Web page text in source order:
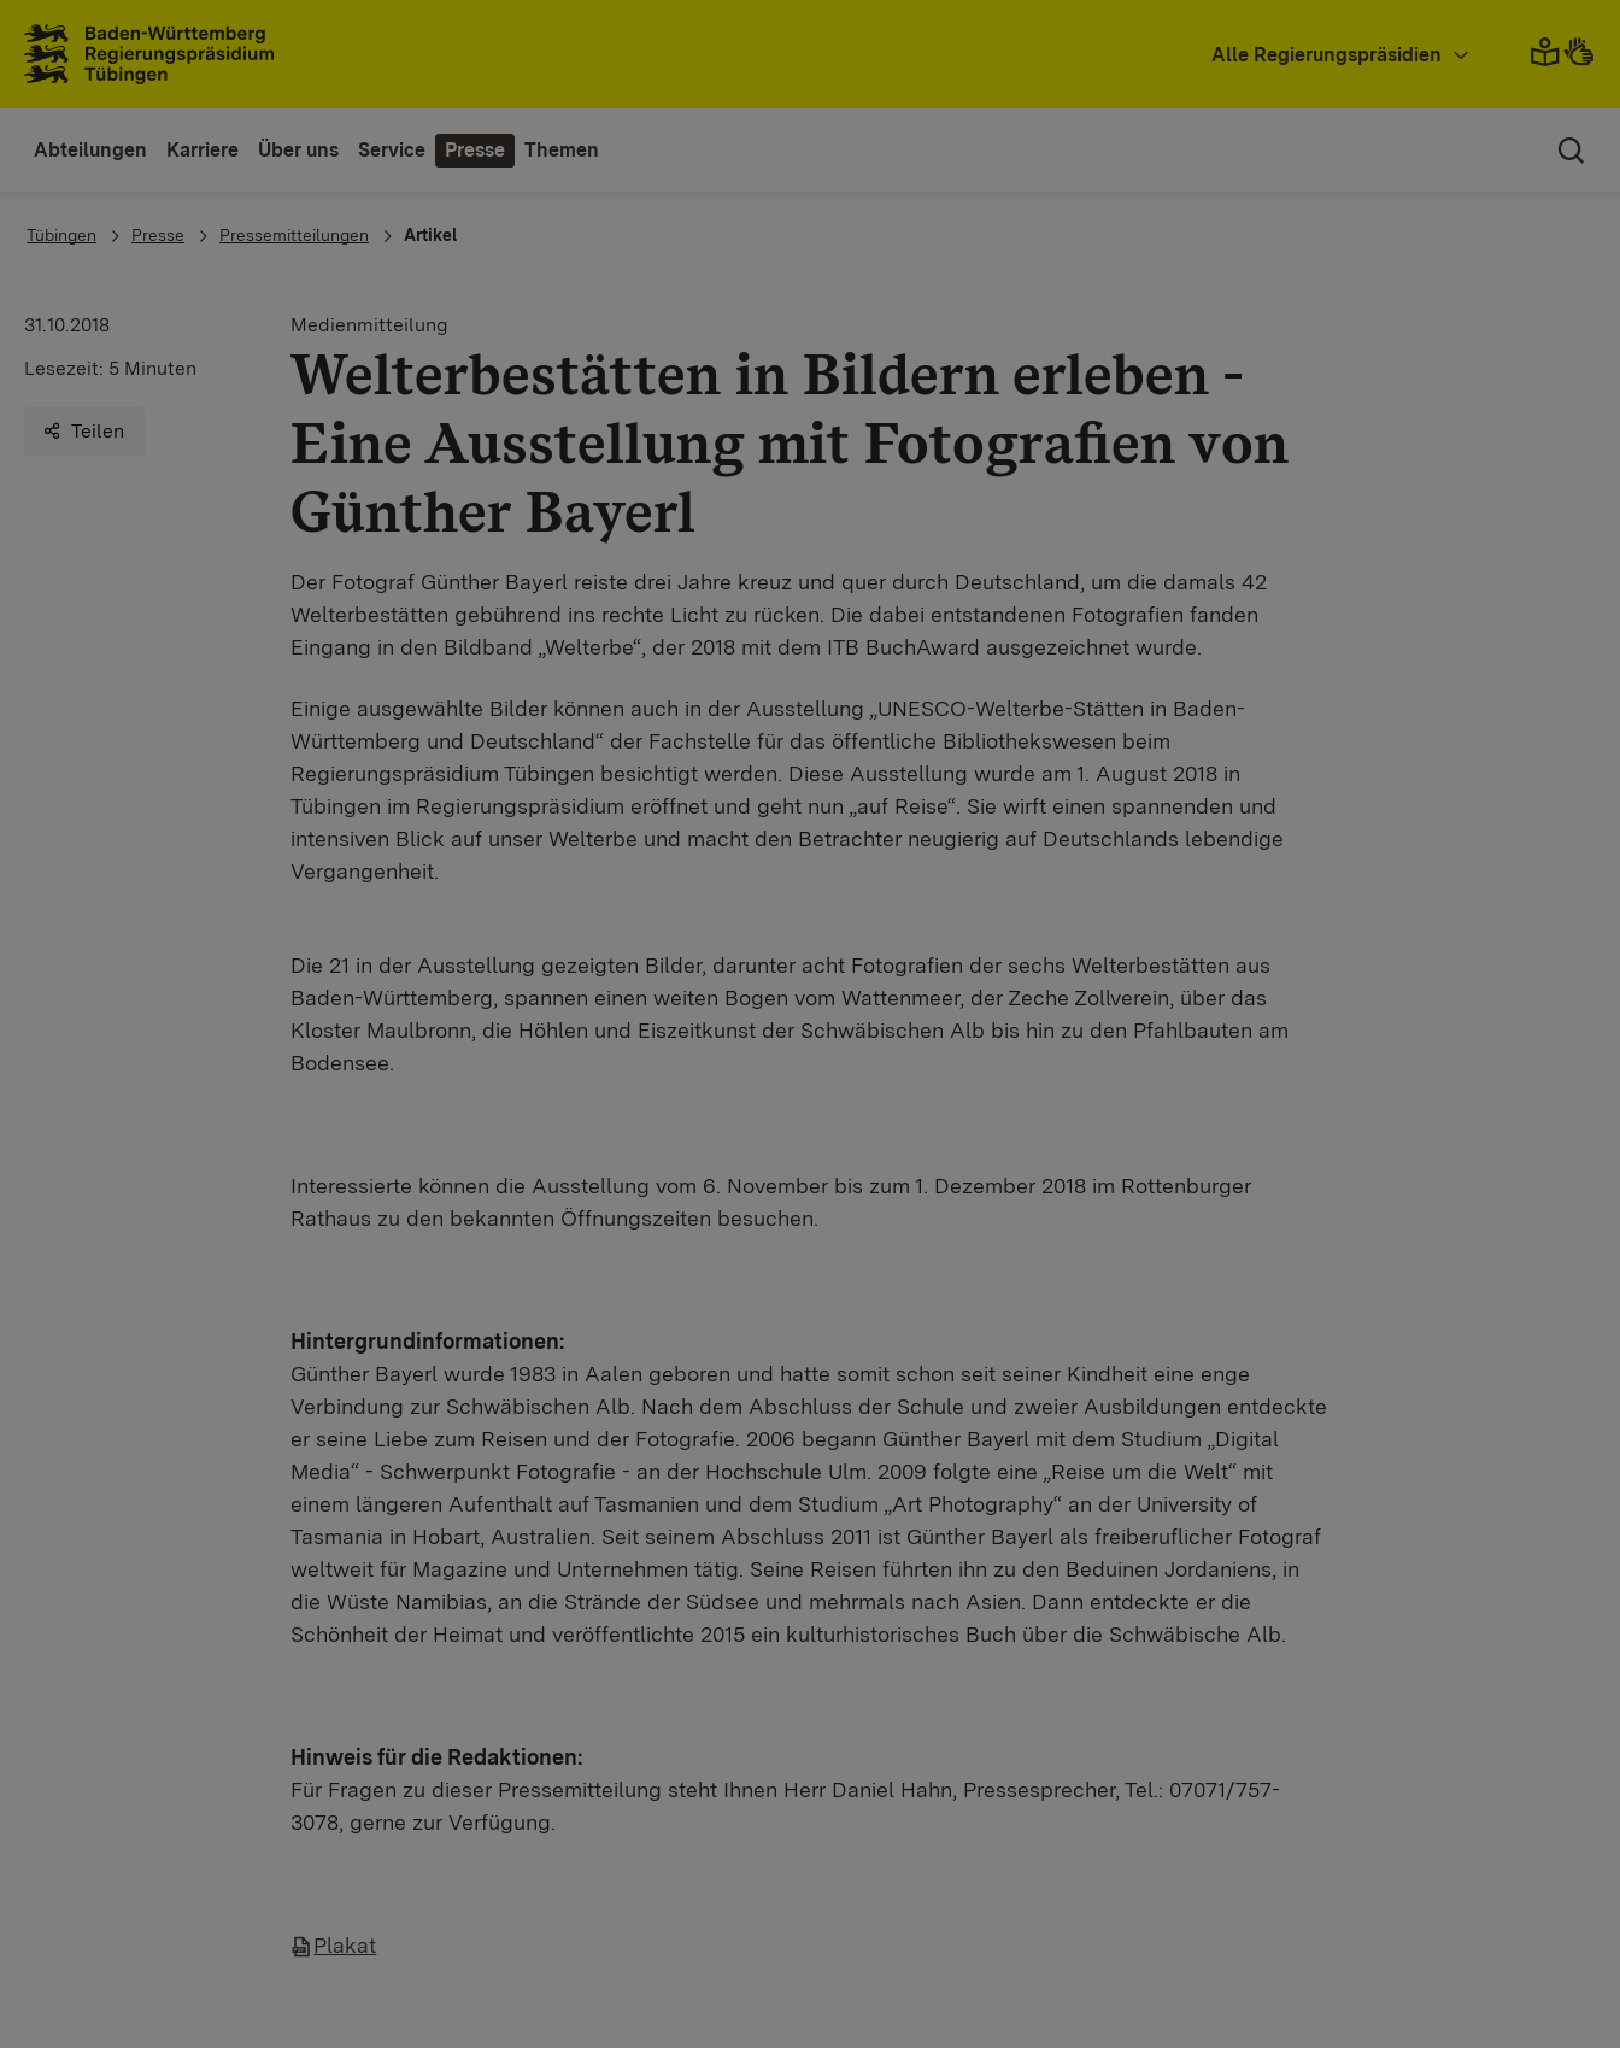
Alle Regierungspräsidien
Abteilungen Karriere Über uns Service Presse Themen
You are here:
Tübingen Presse Pressemitteilungen Artikel
31.10.2018
Lesezeit: 5 Minuten
Teilen
Medienmitteilung
Welterbestätten in Bildern erleben -
Eine Ausstellung mit Fotografien von
Günther Bayerl
​Der Fotograf Günther Bayerl reiste drei Jahre kreuz und quer durch Deutschland, um die damals 42
Welterbestätten gebührend ins rechte Licht zu rücken. Die dabei entstandenen Fotografien fanden
Eingang in den Bildband „Welterbe“, der 2018 mit dem ITB BuchAward ausgezeichnet wurde.
Einige ausgewählte Bilder können auch in der Ausstellung „UNESCO-Welterbe-Stätten in Baden-
Württemberg und Deutschland“ der Fachstelle für das öffentliche Bibliothekswesen beim
Regierungspräsidium Tübingen besichtigt werden. Diese Ausstellung wurde am 1. August 2018 in
Tübingen im Regierungspräsidium eröffnet und geht nun „auf Reise“. Sie wirft einen spannenden und
intensiven Blick auf unser Welterbe und macht den Betrachter neugierig auf Deutschlands lebendige
Vergangenheit.
Die 21 in der Ausstellung gezeigten Bilder, darunter acht Fotografien der sechs Welterbestätten aus
Baden-Württemberg, spannen einen weiten Bogen vom Wattenmeer, der Zeche Zollverein, über das
Kloster Maulbronn, die Höhlen und Eiszeitkunst der Schwäbischen Alb bis hin zu den Pfahlbauten am
Bodensee.
Interessierte können die Ausstellung vom 6. November bis zum 1. Dezember 2018 im Rottenburger
Rathaus zu den bekannten Öffnungszeiten besuchen.
Hintergrundinformationen:
Günther Bayerl wurde 1983 in Aalen geboren und hatte somit schon seit seiner Kindheit eine enge
Verbindung zur Schwäbischen Alb. Nach dem Abschluss der Schule und zweier Ausbildungen entdeckte
er seine Liebe zum Reisen und der Fotografie. 2006 begann Günther Bayerl mit dem Studium „Digital
Media“ - Schwerpunkt Fotografie - an der Hochschule Ulm. 2009 folgte eine „Reise um die Welt“ mit
einem längeren Aufenthalt auf Tasmanien und dem Studium „Art Photography“ an der University of
Tasmania in Hobart, Australien. Seit seinem Abschluss 2011 ist Günther Bayerl als freiberuflicher Fotograf
weltweit für Magazine und Unternehmen tätig. Seine Reisen führten ihn zu den Beduinen Jordaniens, in
die Wüste Namibias, an die Strände der Südsee und mehrmals nach Asien. Dann entdeckte er die
Schönheit der Heimat und veröffentlichte 2015 ein kulturhistorisches Buch über die Schwäbische Alb.
Hinweis für die Redaktionen:
Für Fragen zu dieser Pressemitteilung steht Ihnen Herr Daniel Hahn, Pressesprecher, Tel.: 07071/757-
3078, gerne zur Verfügung.
Plakat